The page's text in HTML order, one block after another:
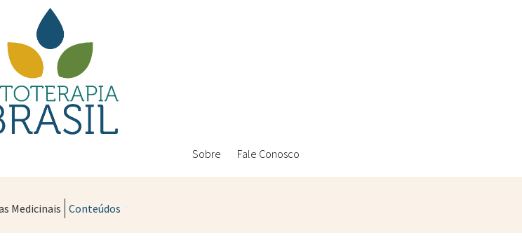
Sobre Fale Conosco
Medicinais Conteúdos